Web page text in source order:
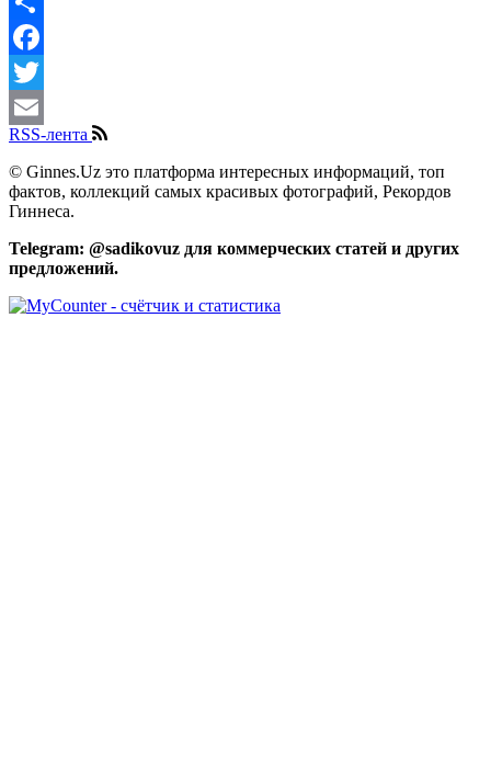
Share
Facebook
Twitter
Email
RSS-лента
© Ginnes.Uz это платформа интересных информаций, топ
фактов, коллекций самых красивых фотографий, Рекордов
Гиннеса.
Telegram: @sadikovuz для коммерческих статей и других
предложений.